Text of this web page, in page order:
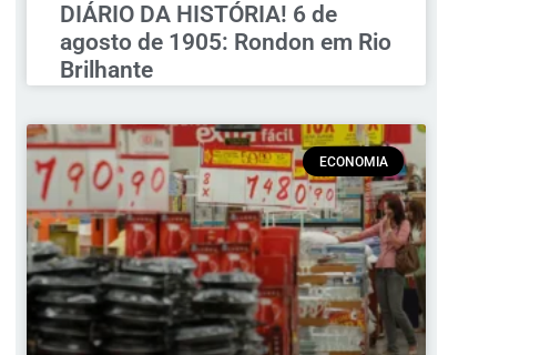
DIÁRIO DA HISTÓRIA! 6 de
agosto de 1905: Rondon em Rio
Brilhante
ECONOMIA